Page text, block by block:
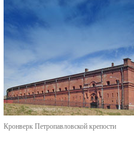
Кронверк Петропавловской крепости